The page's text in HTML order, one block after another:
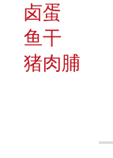
卤蛋
鱼干
猪肉脯